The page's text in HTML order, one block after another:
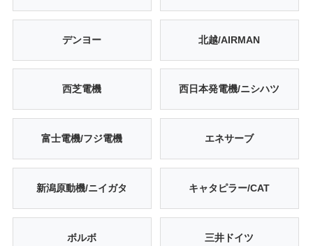
デンヨー 北越/AIRMAN
西芝電機 西日本発電機/ニシハツ
富士電機/フジ電機 エネサーブ
新潟原動機/ニイガタ キャタピラー/CAT
ボルボ 三井ドイツ